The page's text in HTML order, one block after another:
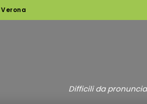
Verona
Difficili da